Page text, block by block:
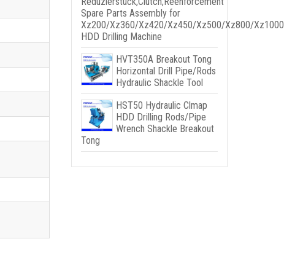
Spare Parts Assembly for
Xz200/Xz360/Xz420/Xz450/Xz500/Xz800/
HDD Drilling Machine
HVT350A Breakout Tong
Horizontal Drill Pipe/Rods
Hydraulic Shackle Tool
HST50 Hydraulic Clmap
HDD Drilling Rods/Pipe
Wrench Shackle Breakout
Tong